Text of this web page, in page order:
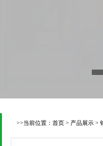
>>当前位置： 首页 > 产品展示 >